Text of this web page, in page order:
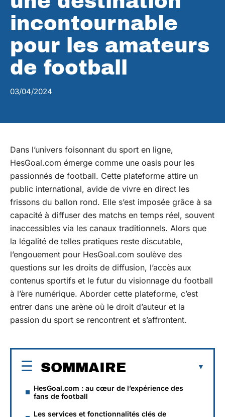
incontournable
pour les amateurs
de football
03/04/2024
Dans l’univers foisonnant du sport en ligne,
HesGoal.com émerge comme une oasis pour les
passionnés de football. Cette plateforme attire un
public international, avide de vivre en direct les
frissons du ballon rond. Elle s’est imposée grâce à sa
capacité à diffuser des matchs en temps réel, souvent
inaccessibles via les canaux traditionnels. Alors que
la légalité de telles pratiques reste discutable,
l’engouement pour HesGoal.com soulève des
questions sur les droits de diffusion, l’accès aux
contenus sportifs et le futur du visionnage du football
à l’ère numérique. Aborder cette plateforme, c’est
entrer dans une arène où le droit d’auteur et la
passion du sport se rencontrent et s’affrontent.
SOMMAIRE
HesGoal.com : au cœur de l’expérience des
fans de football
Les services et fonctionnalités clés de